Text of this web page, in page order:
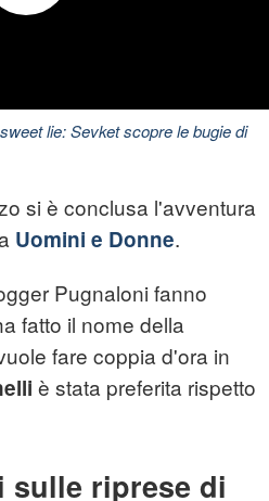
lie: Sevket scopre le bugie di
si è conclusa l'avventura
Uomini e Donne.
Pugnaloni fanno
fatto il nome della
fare coppia d'ora in
è stata preferita rispetto
sulle riprese di